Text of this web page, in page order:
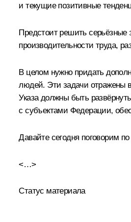
и текущие позитивные
Предстоит решить серьёзные
производительности труда,
В целом нужно придать
людей. Эти задачи отражены в
Указа должны быть
с субъектами Федерации,
Давайте сегодня поговорим
<…>
Статус материала